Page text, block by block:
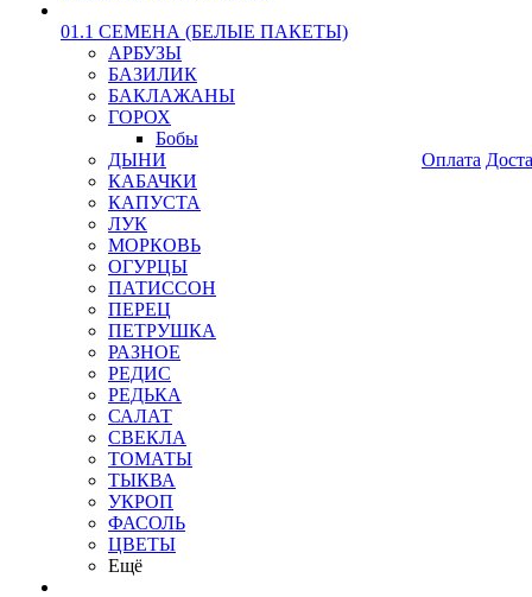
01.1 СЕМЕНА (БЕЛЫЕ ПАКЕТЫ)
АРБУЗЫ
БАЗИЛИК
БАКЛАЖАНЫ
ГОРОХ
Бобы
ДЫНИ
КАБАЧКИ
КАПУСТА
ЛУК
МОРКОВЬ
ОГУРЦЫ
ПАТИССОН
ПЕРЕЦ
ПЕТРУШКА
РАЗНОЕ
РЕДИС
РЕДЬКА
САЛАТ
СВЕКЛА
ТОМАТЫ
ТЫКВА
УКРОП
ФАСОЛЬ
ЦВЕТЫ
Ещё
Оплата